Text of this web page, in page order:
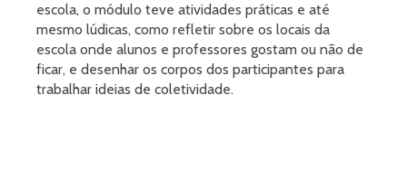
escola, o módulo teve atividades práticas e até
mesmo lúdicas, como refletir sobre os locais da
escola onde alunos e professores gostam ou não de
ficar, e desenhar os corpos dos participantes para
trabalhar ideias de coletividade.